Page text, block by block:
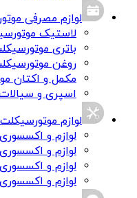
لوازم مصرفی موتور
لاستیک
باتری
روغن
مکمل و اکتان
اسپری و
لوازم موتورسیکلت
لوازم و
لوازم و
لوازم و
لوازم و اکسسوری